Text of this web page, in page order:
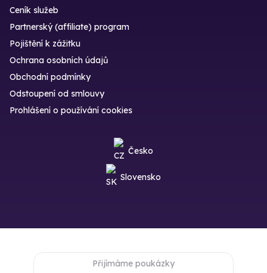
Ceník služeb
Partnerský (affiliate) program
Pojištění k zážitku
Ochrana osobních údajů
Obchodní podmínky
Odstoupení od smlouvy
Prohlášení o používání cookies
Česko
Slovensko
Přijímáme poukázky